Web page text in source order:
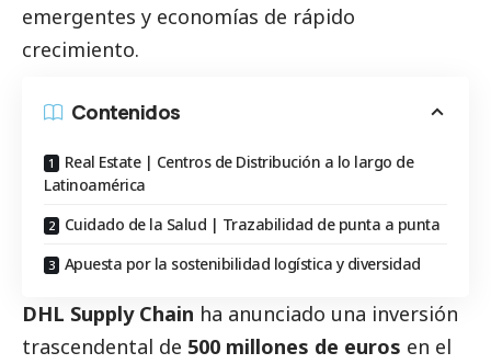
emergentes y economías de rápido
crecimiento.
Contenidos
Real Estate | Centros de Distribución a lo largo de
Latinoamérica
Cuidado de la Salud | Trazabilidad de punta a punta
Apuesta por la sostenibilidad logística y diversidad
DHL Supply Chain ha anunciado una inversión
trascendental de 500 millones de euros en el